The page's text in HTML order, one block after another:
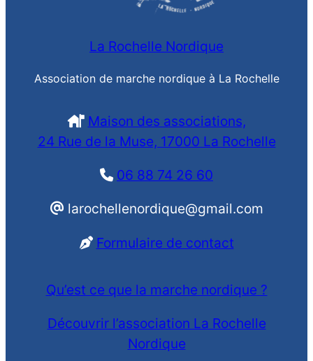
La Rochelle Nordique
Association de marche nordique à La Rochelle
Maison des associations,
24 Rue de la Muse, 17000 La Rochelle
06 88 74 26 60
larochellenordique@gmail.com
Formulaire de contact
Qu’est ce que la marche nordique ?
Découvrir l’association La Rochelle
Nordique